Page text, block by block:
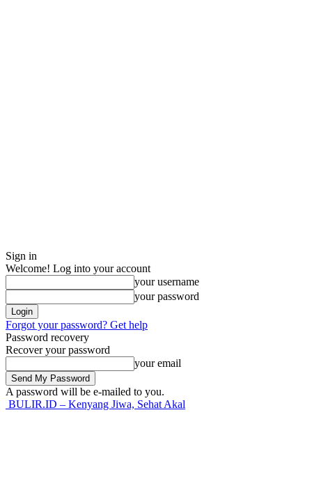
Sign in
Welcome! Log into your account
your username
your password
Forgot your password? Get help
Password recovery
Recover your password
your email
A password will be e-mailed to you.
BULIR.ID – Kenyang Jiwa, Sehat Akal